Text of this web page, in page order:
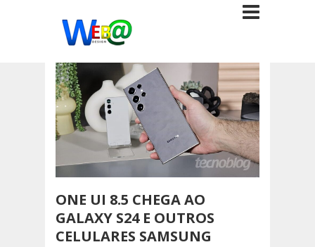
ONE UI 8.5 CHEGA AO
GALAXY S24 E OUTROS
CELULARES SAMSUNG